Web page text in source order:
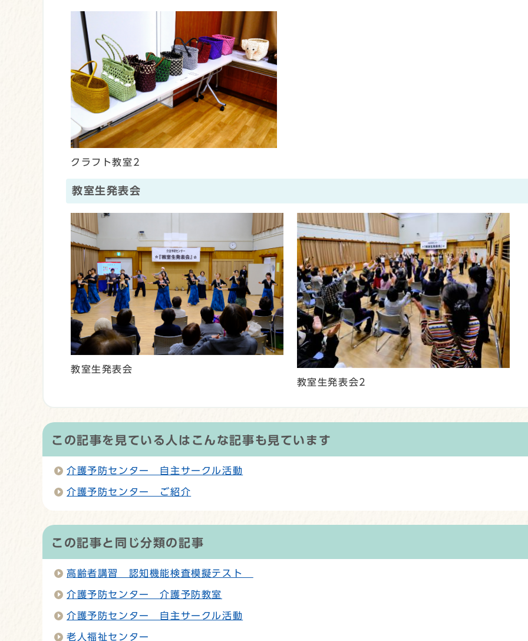
クラフト教室2
教室生発表会
教室生発表会
教室生発表会2
この記事を見ている人はこんな記事も見ています
介護予防センター 自主サークル活動
介護予防センター ご紹介
この記事と同じ分類の記事
高齢者講習 認知機能検査模擬テスト
介護予防センター 介護予防教室
介護予防センター 自主サークル活動
老人福祉センター